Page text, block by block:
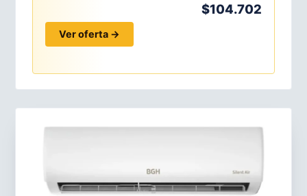
$104.702
Ver oferta →